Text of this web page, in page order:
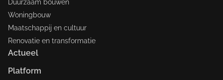
Duurzaam bouwen
Woningbouw
Maatschappij en cultuur
Renovatie en transformatie
Actueel
Platform